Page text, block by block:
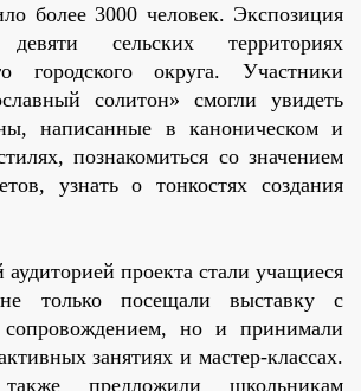
более 3000 человек. Экспозиция
сельских территориях
городского округа. Участники
солитон» смогли увидеть
написанные в каноническом и
познакомиться со значением
узнать о тонкостях создания
аудиторией проекта стали учащиеся
только посещали выставку с
сопровождением, но и принимали
занятиях и мастер-классах.
также предложили школьникам